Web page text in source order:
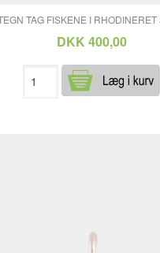
TAG FISKENE I
DKK 400,00